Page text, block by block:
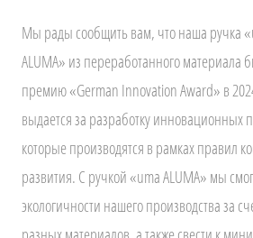
Мы рады сообщить вам, что наша ручка
ALUMA» из переработанного
премию «German Innovation Award» в
выдается за разработку инновационных
которые производятся в рамках правил
развития. С ручкой «uma ALUMA» мы
экологичности нашего производства за